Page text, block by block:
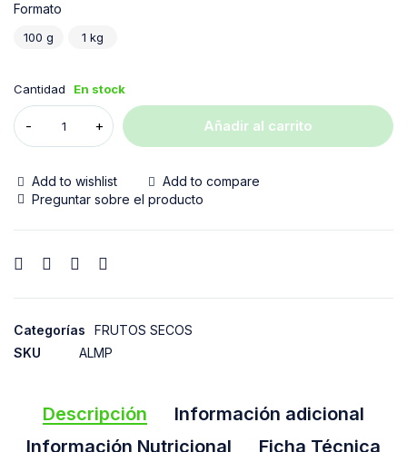
Formato
100 g 1 kg
Cantidad En stock
Añadir al carrito
Add to wishlist
Add to compare
Preguntar sobre el producto
Categorías
FRUTOS SECOS
SKU
ALMP
Descripción
Información adicional
Información Nutricional
Ficha Técnica